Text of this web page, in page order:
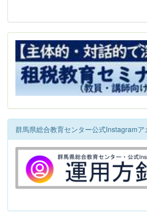
群馬県総合教育センター公式Instagram